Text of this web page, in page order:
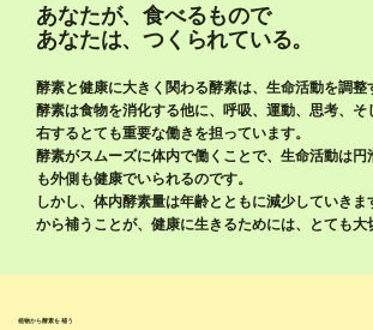
あなたが、食べるもので
あなたは、つくられている。
酵素と健康に大きく関わる酵素は、生命活動を調整
酵素は食物を消化する他に、呼吸、運動、思考、
右するとても重要な働きを担っています。
酵素がスムーズに体内で働くことで、生命活動は
も外側も健康でいられるのです。
しかし、体内酵素量は年齢とともに減少していき
から補うことが、健康に生きるためには、とても大
植物から酵素を補う